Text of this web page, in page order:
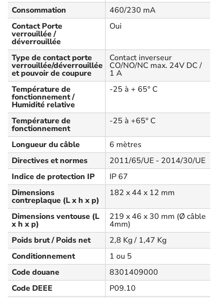
Consommation
460/230 mA
Contact Porte
verrouillée /
déverrouillée
Oui
Type de contact porte
verrouillée/déverrouillée
et pouvoir de coupure
Contact inverseur
CO/NO/NC max. 24V DC /
1 A
Température de
fonctionnement /
Humidité relative
-25 à + 65° C
Température de
fonctionnement
-25 à +65° C
Longueur du câble
6 mètres
Directives et normes
2011/65/UE - 2014/30/UE
Indice de protection IP
IP 67
Dimensions
contreplaque (L x h x p)
182 x 44 x 12 mm
Dimensions ventouse (L
x h x p)
219 x 46 x 30 mm (Ø câble
4mm)
Poids brut / Poids net
2,8 Kg / 1,47 Kg
Conditionnement
1 ou 5
Code douane
8301409000
Code DEEE
P09.10